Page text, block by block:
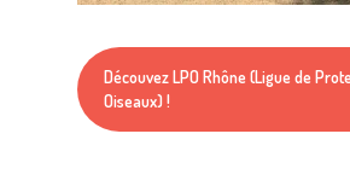
Découvez LPO Rhône (Ligue de
Oiseaux) !